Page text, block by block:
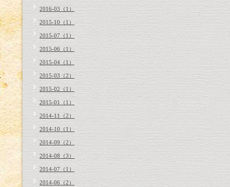
2016-03（1）
2015-10（1）
2015-07（1）
2015-06（1）
2015-04（1）
2015-03（2）
2015-02（1）
2015-01（1）
2014-11（2）
2014-10（1）
2014-09（2）
2014-08（3）
2014-07（1）
2014-06（2）